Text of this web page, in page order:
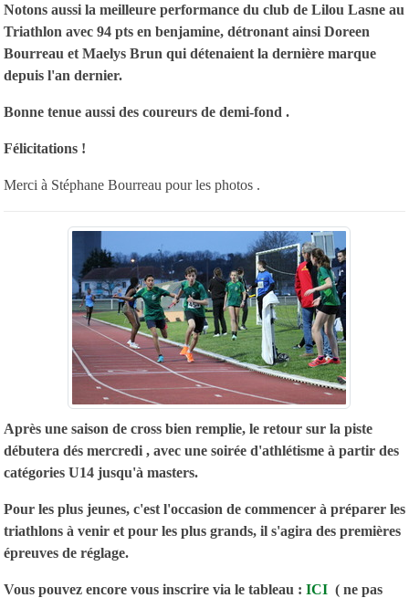
Notons aussi la meilleure performance du club de Lilou Lasne au
Triathlon avec 94 pts en benjamine, détronant ainsi Doreen
Bourreau et Maelys Brun qui détenaient la dernière marque
depuis l'an dernier.
Bonne tenue aussi des coureurs de demi-fond .
Félicitations !
Merci à Stéphane Bourreau pour les photos .
Après une saison de cross bien remplie, le retour sur la piste
débutera dés mercredi , avec une soirée d'athlétisme à partir des
catégories U14 jusqu'à masters.
Pour les plus jeunes, c'est l'occasion de commencer à préparer les
triathlons à venir et pour les plus grands, il s'agira des premières
épreuves de réglage.
Vous pouvez encore vous inscrire via le tableau : ICI ( ne pas